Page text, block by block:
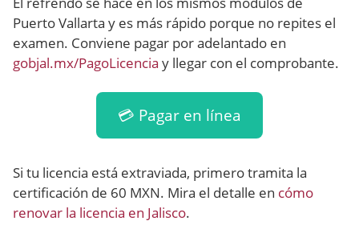
Puerto Vallarta y es más rápido porque no repites el
examen. Conviene pagar por adelantado en
gobjal.mx/PagoLicencia y llegar con el comprobante.
💳 Pagar en línea
Si tu licencia está extraviada, primero tramita la
certificación de 60 MXN. Mira el detalle en cómo
renovar la licencia en Jalisco.